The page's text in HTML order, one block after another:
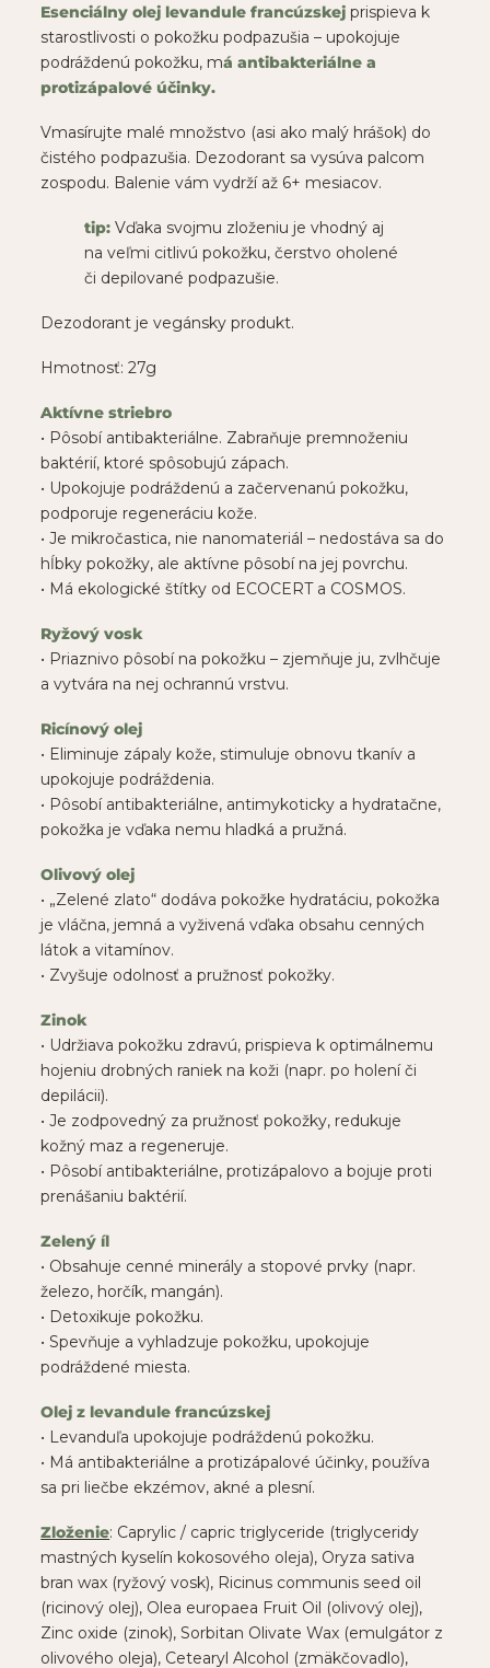
Esenciálny olej levandule francúzskej prispieva k
starostlivosti o pokožku podpazušia – upokojuje
podráždenú pokožku, má antibakteriálne a
protizápalové účinky.
Vmasírujte malé množstvo (asi ako malý hrášok) do
čistého podpazušia. Dezodorant sa vysúva palcom
zospodu. Balenie vám vydrží až 6+ mesiacov.
tip:Vďaka svojmu zloženiu je vhodný aj
na veľmi citlivú pokožku, čerstvo oholené
či depilované podpazušie.
Dezodorant je vegánsky produkt.
Hmotnosť: 27g
Aktívne striebro
• Pôsobí antibakteriálne. Zabraňuje premnoženiu
baktérií, ktoré spôsobujú zápach.
• Upokojuje podráždenú a začervenanú pokožku,
podporuje regeneráciu kože.
• Je mikročastica, nie nanomateriál – nedostáva sa do
hĺbky pokožky, ale aktívne pôsobí na jej povrchu.
• Má ekologické štítky od ECOCERT a COSMOS.
Ryžový vosk
• Priaznivo pôsobí na pokožku – zjemňuje ju, zvlhčuje
a vytvára na nej ochrannú vrstvu.
Ricínový olej
• Eliminuje zápaly kože, stimuluje obnovu tkanív a
upokojuje podráždenia.
• Pôsobí antibakteriálne, antimykoticky a hydratačne,
pokožka je vďaka nemu hladká a pružná.
Olivový olej
• „Zelené zlato“ dodáva pokožke hydratáciu, pokožka
je vláčna, jemná a vyživená vďaka obsahu cenných
látok a vitamínov.
• Zvyšuje odolnosť a pružnosť pokožky.
Zinok
• Udržiava pokožku zdravú, prispieva k optimálnemu
hojeniu drobných raniek na koži (napr. po holení či
depilácii).
• Je zodpovedný za pružnosť pokožky, redukuje
kožný maz a regeneruje.
• Pôsobí antibakteriálne, protizápalovo a bojuje proti
prenášaniu baktérií.
Zelený íl
• Obsahuje cenné minerály a stopové prvky (napr.
železo, horčík, mangán).
• Detoxikuje pokožku.
• Spevňuje a vyhladzuje pokožku, upokojuje
podráždené miesta.
Olej z levandule francúzskej
• Levanduľa upokojuje podráždenú pokožku.
• Má antibakteriálne a protizápalové účinky, používa
sa pri liečbe ekzémov, akné a plesní.
Zloženie: Caprylic / capric triglyceride (triglyceridy
mastných kyselín kokosového oleja), Oryza sativa
bran wax (ryžový vosk), Ricinus communis seed oil
(ricinový olej), Olea europaea Fruit Oil (olivový olej),
Zinc oxide (zinok), Sorbitan Olivate Wax (emulgátor z
olivového oleja), Cetearyl Alcohol (zmäkčovadlo),